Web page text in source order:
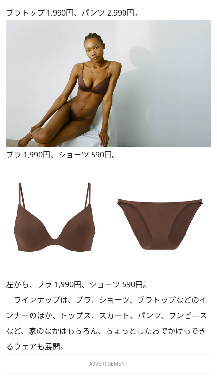
ブラトップ 1,990円、パンツ 2,990円。
ブラ 1,990円、ショーツ 590円。
左から、ブラ 1,990円、ショーツ 590円。
ラインナップは、ブラ、ショーツ、ブラトップなどのイ
ンナーのほか、トップス、スカート、パンツ、ワンピ―ス
など、家のなかはもちろん、ちょっとしたおでかけもでき
るウェアも展開。
ADVERTISEMENT